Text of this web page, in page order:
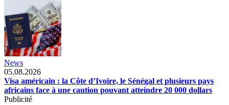
News
05.08.2026
Visa américain : la Côte d’Ivoire, le Sénégal et plusieurs pays
africains face à une caution pouvant atteindre 20 000 dollars
Publicité